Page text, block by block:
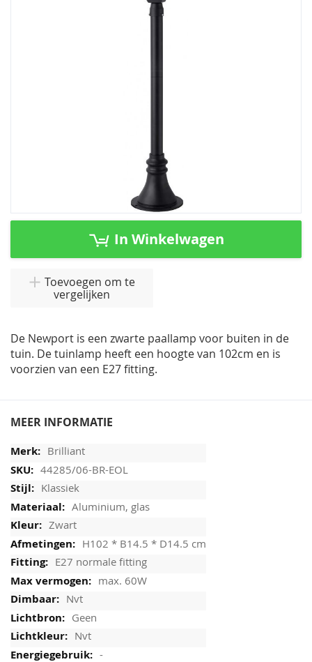
Ga
In Winkelwagen
Toevoegen om te
vergelijken
De Newport is een zwarte paallamp voor buiten in de
tuin. De tuinlamp heeft een hoogte van 102cm en is
voorzien van een E27 fitting.
MEER INFORMATIE
Brilliant
44285/06-BR-EOL
Klassiek
Aluminium, glas
Zwart
H102 * B14.5 * D14.5 cm
E27 normale fitting
max. 60W
Nvt
Geen
Nvt
-